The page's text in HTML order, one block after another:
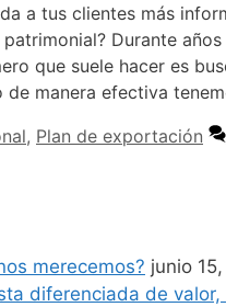
a tus clientes más
Durante
que suele hacer es
de manera efectiva
, Plan de exportación
merecemos? junio
diferenciada de